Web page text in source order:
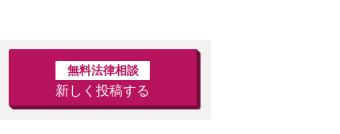
無料法律相談
新しく投稿する